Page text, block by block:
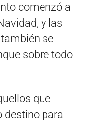
comenzó a
y las
se
sobre todo
que
destino para